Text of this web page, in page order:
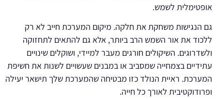
אופטימלית לשמש.
גם הנגישות משחקת את חלקה. מיקום המערכת חייב לא רק
ללכוד את אור השמש הרב ביותר, אלא גם להתאים לתחזוקה
ולשדרוגים. השיקולים חורגים מעבר למיידי, ושוקלים שינויים
עתידיים בצמחייה שמסביב או במבנים שעשויים לשנות את חשיפת
המערכת. ראיית הנולד כזו מבטיחה שהמערכת שלך תישאר יעילה
ופרודוקטיבית לאורך כל חייה.